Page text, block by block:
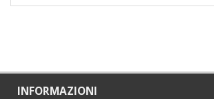
INFORMAZIONI